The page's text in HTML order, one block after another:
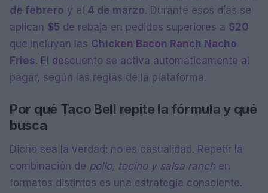
de febrero y el 4 de marzo. Durante esos días se
aplican $5 de rebaja en pedidos superiores a $20
que incluyan las Chicken Bacon Ranch Nacho
Fries. El descuento se activa automáticamente al
pagar, según las reglas de la plataforma.
Por qué Taco Bell repite la fórmula y qué
busca
Dicho sea la verdad: no es casualidad. Repetir la
combinación de pollo, tocino y salsa ranch en
formatos distintos es una estrategia consciente.